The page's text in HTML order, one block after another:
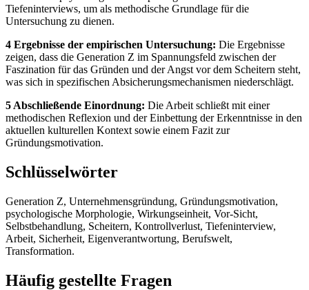
Tiefeninterviews, um als methodische Grundlage für die
Untersuchung zu dienen.
4 Ergebnisse der empirischen Untersuchung: Die Ergebnisse
zeigen, dass die Generation Z im Spannungsfeld zwischen der
Faszination für das Gründen und der Angst vor dem Scheitern steht,
was sich in spezifischen Absicherungsmechanismen niederschlägt.
5 Abschließende Einordnung: Die Arbeit schließt mit einer
methodischen Reflexion und der Einbettung der Erkenntnisse in den
aktuellen kulturellen Kontext sowie einem Fazit zur
Gründungsmotivation.
Schlüsselwörter
Generation Z, Unternehmensgründung, Gründungsmotivation,
psychologische Morphologie, Wirkungseinheit, Vor-Sicht,
Selbstbehandlung, Scheitern, Kontrollverlust, Tiefeninterview,
Arbeit, Sicherheit, Eigenverantwortung, Berufswelt,
Transformation.
Häufig gestellte Fragen